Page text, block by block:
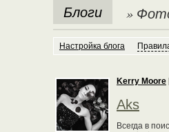
Блоги »
Настройка блога
Kerry Moore
Aks
Всегда в